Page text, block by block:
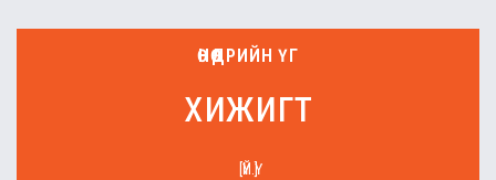
ӨНӨӨДРИЙН ҮГ
хижигт
[ҮЙ.Ү]